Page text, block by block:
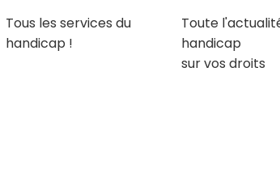
Tous les services du
handicap !
Toute
handicap
sur vos droits